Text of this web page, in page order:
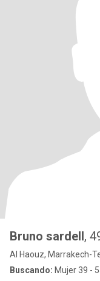
Bruno sardell,
Al Haouz, Marrakech-
Buscando: Mujer 39 -